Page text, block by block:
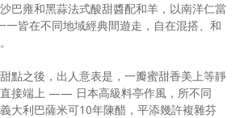
巴雍和黑蒜法式酸甜醬配和羊，以南洋仁當
皆在不同地域經典間遊走，自在混搭、和
點之後，出人意表是，一瓣蜜甜香美上等靜
接端上 —— 日本高級料亭作風，所不同
大利巴薩米可10年陳醋，平添幾許複雜芬